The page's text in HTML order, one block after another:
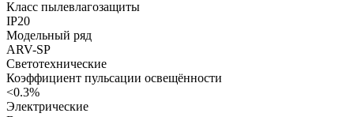
Класс пылевлагозащиты
IP20
Модельный ряд
ARV-SP
Светотехнические
Коэффициент пульсации освещённости
<0.3%
Электрические